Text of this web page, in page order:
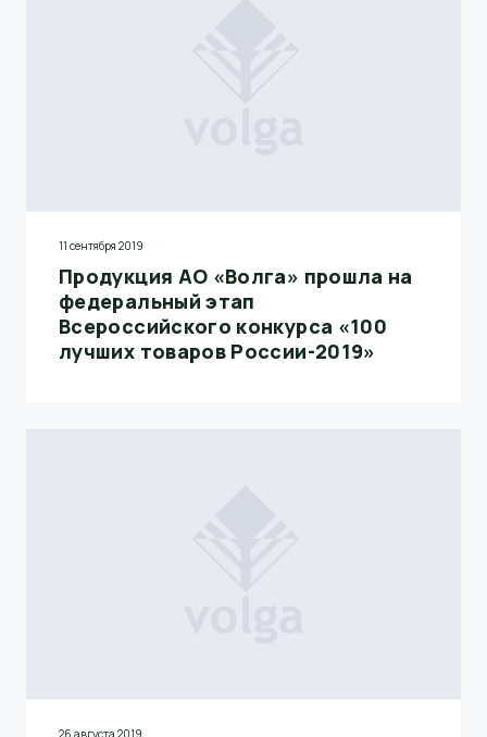
11 сентября 2019
Продукция АО «Волга» прошла на
федеральный этап
Всероссийского конкурса «100
лучших товаров России-2019»
26 августа 2019